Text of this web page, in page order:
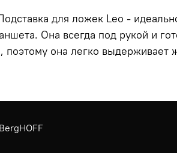
для ложек Leo -
Она всегда под рукой и
она легко выдерживает